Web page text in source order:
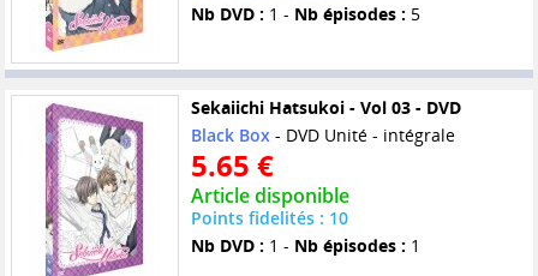
Nb DVD : 1 - Nb épisodes : 5
Sekaiichi Hatsukoi - Vol 03 - DVD
Black Box- DVD Unité - intégrale
5.65 €
Article disponible
Points fidelités : 10
Nb DVD : 1 - Nb épisodes : 1